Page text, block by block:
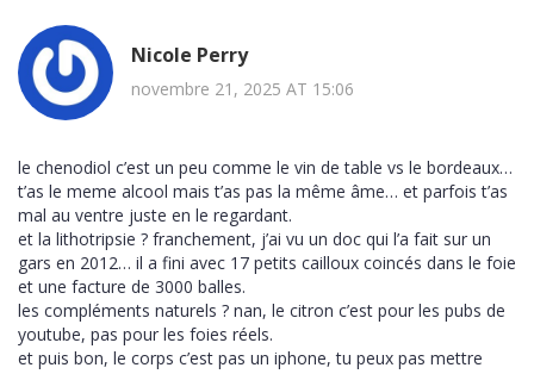
Nicole Perry
novembre 21, 2025 AT 15:06
le chenodiol c’est un peu comme le vin de table vs le bordeaux…
t’as le meme alcool mais t’as pas la même âme… et parfois t’as
mal au ventre juste en le regardant.
et la lithotripsie ? franchement, j’ai vu un doc qui l’a fait sur un
gars en 2012… il a fini avec 17 petits cailloux coincés dans le foie
et une facture de 3000 balles.
les compléments naturels ? nan, le citron c’est pour les pubs de
youtube, pas pour les foies réels.
et puis bon, le corps c’est pas un iphone, tu peux pas mettre